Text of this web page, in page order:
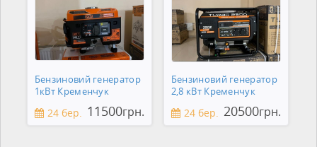
Бензиновий генератор
1кВт Кременчук
24 бер. 11500грн.
Бензиновий генератор
2,8 кВт Кременчук
24 бер. 20500грн.